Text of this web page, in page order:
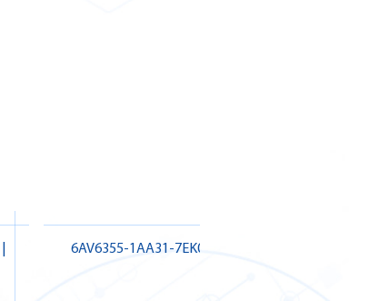
6AV6355-1AA31-7EK0 SIEMENS